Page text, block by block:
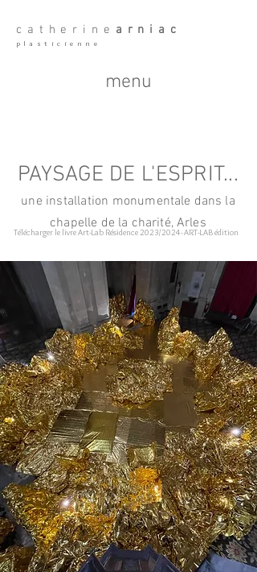
catherine arniac
plasticienne
menu
PAYSAGE DE L'ESPRIT...
une installation monumentale dans la
chapelle de la charité, Arles
Télécharger le livre Art-Lab Résidence 2023/2024- ART-LAB édition